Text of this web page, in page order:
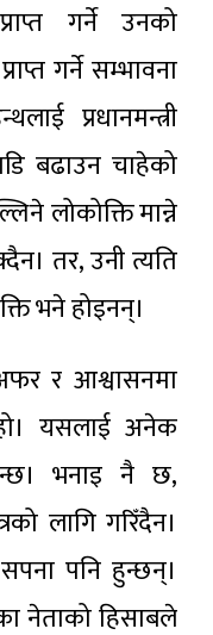
गर्ने उनको
गर्ने सम्भावना
प्रधानमन्त्री
बढाउन चाहेको
लोकोक्ति मान्ने
तर, उनी त्यति
भने होइनन्।
र आश्वासनमा
यसलाई अनेक
भनाइ नै छ,
लागि गरिँदैन।
पनि हुन्छन्।
नेताको हिसाबले